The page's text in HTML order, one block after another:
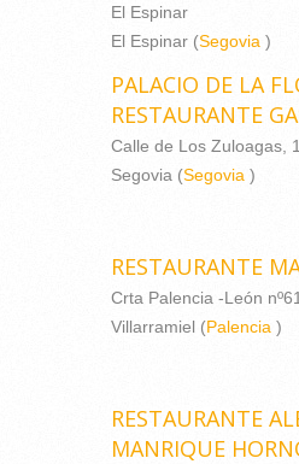
El Espinar
El Espinar (Segovia )
PALACIO DE LA
RESTAURANTE
Calle de Los Zuloagas, 1
Segovia (Segovia )
RESTAURANTE
Crta Palencia -León
Villarramiel (Palencia )
RESTAURANTE
MANRIQUE